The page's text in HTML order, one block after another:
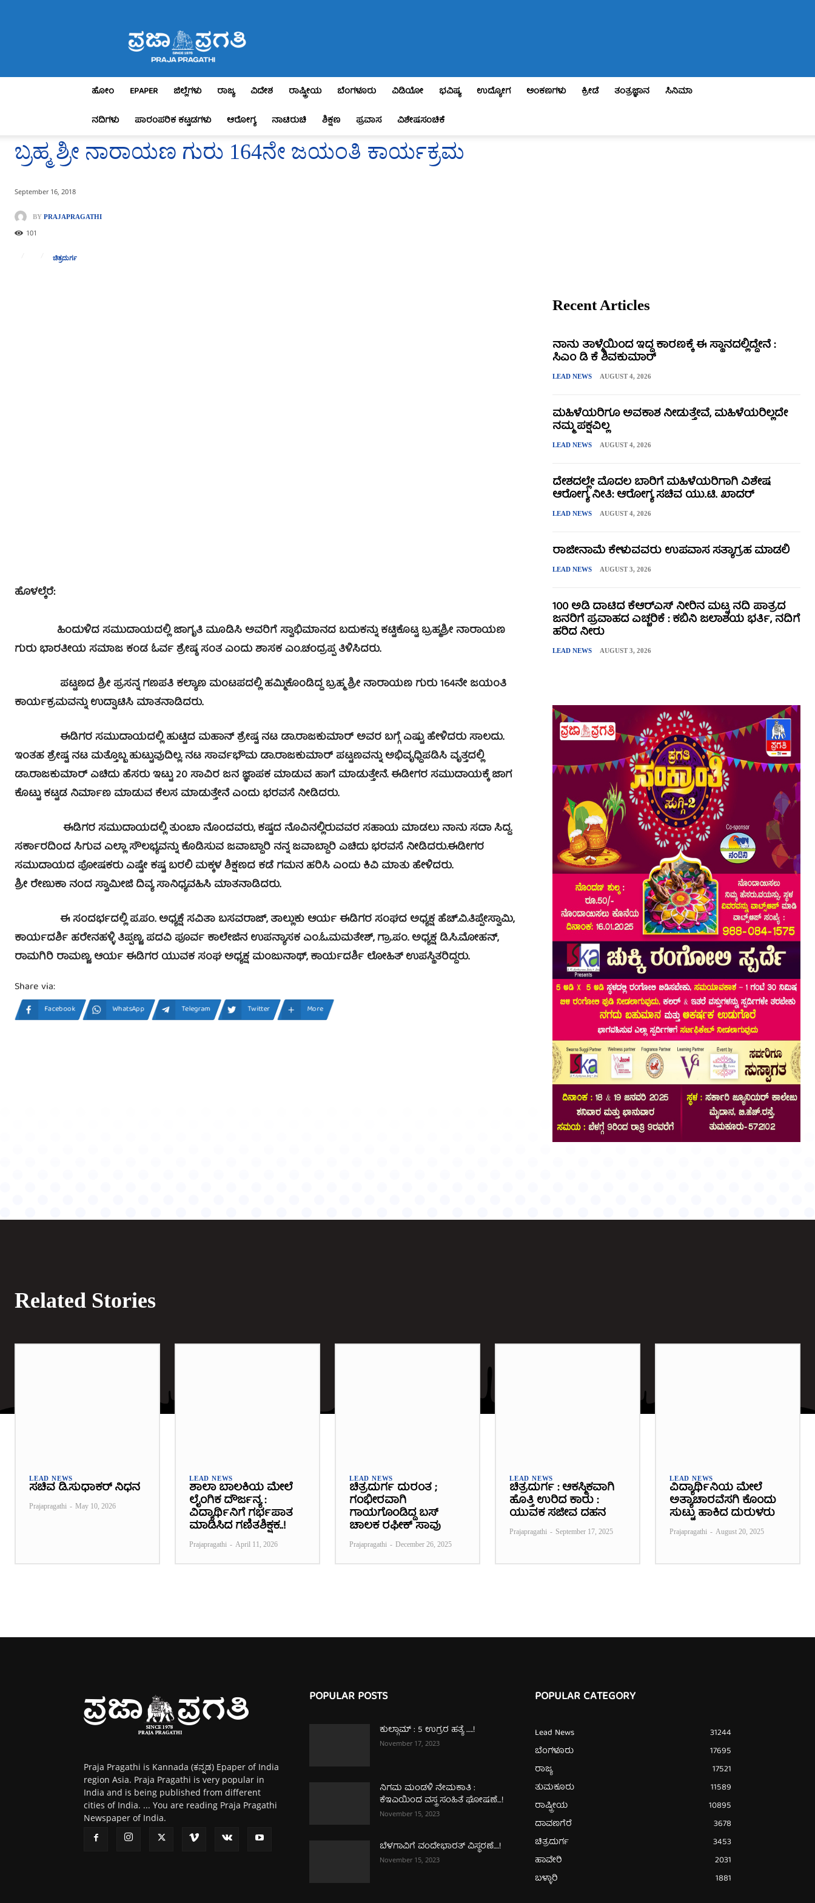
Pragathi
ಹೋಂ EPAPER ಜಿಲ್ಲೆಗಳು ರಾಜ್ಯ ವಿದೇಶ ರಾಷ್ಟ್ರೀಯ ಬೆಂಗಳೂರು ವಿಡಿಯೋ ಭವಿಷ್ಯ ಉದ್ಯೋಗ ಅಂಕಣಗಳು ಕ್ರೀಡೆ ತಂತ್ರಜ್ಞಾನ
ಸಿನಿಮಾ
ನದಿಗಳು
ಪಾರಂಪರಿಕ ಕಟ್ಟಡಗಳು ಆರೋಗ್ಯ ನಾಟಿರುಚಿ ಶಿಕ್ಷಣ ಪ್ರವಾಸ ವಿಶೇಷಸಂಚಿಕೆ
ಬ್ರಹ್ಮ ಶ್ರೀ ನಾರಾಯಣ ಗುರು 164ನೇ ಜಯಂತಿ ಕಾರ್ಯಕ್ರಮ
September 16, 2018
BY PRAJAPRAGATHI
101
ಚಿತ್ರದುರ್ಗ
ಹೊಳಲ್ಕೆರೆ:
ಹಿಂದುಳಿದ ಸಮುದಾಯದಲ್ಲಿ ಜಾಗೃತಿ ಮೂಡಿಸಿ ಅವರಿಗೆ ಸ್ವಾಭಿಮಾನದ ಬದುಕನ್ನು ಕಟ್ಟಿಕೊಟ್ಟ ಬ್ರಹ್ಮಶ್ರೀ ನಾರಾಯಣ
ಗುರು ಭಾರತೀಯ ಸಮಾಜ ಕಂಡ ಓರ್ವ ಶ್ರೇಷ್ಠ ಸಂತ ಎಂದು ಶಾಸಕ ಎಂ.ಚಂದ್ರಪ್ಪ ತಿಳಿಸಿದರು.
ಪಟ್ಟಣದ ಶ್ರೀ ಪ್ರಸನ್ನ ಗಣಪತಿ ಕಲ್ಯಾಣ ಮಂಟಪದಲ್ಲಿ ಹಮ್ಮಿಕೊಂಡಿದ್ದ ಬ್ರಹ್ಮ ಶ್ರೀ ನಾರಾಯಣ ಗುರು 164ನೇ ಜಯಂತಿ
ಕಾರ್ಯಕ್ರಮವನ್ನು ಉದ್ಘಾಟಿಸಿ ಮಾತನಾಡಿದರು.
ಈಡಿಗರ ಸಮುದಾಯದಲ್ಲಿ ಹುಟ್ಟಿದ ಮಹಾನ್ ಶ್ರೇಷ್ಟ ನಟ ಡಾ.ರಾಜಕುಮಾರ್ ಅವರ ಬಗ್ಗೆ ಎಷ್ಟು ಹೇಳಿದರು ಸಾಲದು.
ಇಂತಹ ಶ್ರೇಷ್ಟ ನಟ ಮತ್ತೊಬ್ಬ ಹುಟ್ಟುವುದಿಲ್ಲ. ನಟ ಸಾರ್ವಭೌಮ ಡಾ.ರಾಜಕುಮಾರ್ ಪಟ್ಟಣವನ್ನು ಅಭಿವೃಧ್ದಿಪಡಿಸಿ ವೃತ್ತದಲ್ಲಿ
ಡಾ.ರಾಜಕುಮಾರ್ ಎಚಿದು ಹೆಸರು ಇಟ್ಟು 20 ಸಾವಿರ ಜನ ಜ್ಞಾಪಕ ಮಾಡುವ ಹಾಗೆ ಮಾಡುತ್ತೇನೆ. ಈಡೀಗರ ಸಮುದಾಯಕ್ಕೆ ಜಾಗ
ಕೊಟ್ಟು ಕಟ್ಟಡ ನಿರ್ಮಾಣ ಮಾಡುವ ಕೆಲಸ ಮಾಡುತ್ತೇನೆ ಎಂದು ಭರವಸೆ ನೀಡಿದರು.
ಈಡಿಗರ ಸಮುದಾಯದಲ್ಲಿ ತುಂಬಾ ನೊಂದವರು, ಕಷ್ಟದ ನೊವಿನಲ್ಲಿರುವವರ ಸಹಾಯ ಮಾಡಲು ನಾನು ಸದಾ ಸಿದ್ದ.
ಸರ್ಕಾರದಿಂದ ಸಿಗುವ ಎಲ್ಲಾ ಸೌಲಭ್ಯವನ್ನು ಕೊಡಿಸುವ ಜವಾಬ್ದಾರಿ ನನ್ನ ಜವಾಬ್ದಾರಿ ಎಚಿದು ಭರವಸೆ ನೀಡಿದರು.ಈಡೀಗರ
ಸಮುದಾಯದ ಪೋಷಕರು ಎಷ್ಟೇ ಕಷ್ಟ ಬರಲಿ ಮಕ್ಕಳ ಶಿಕ್ಷಣದ ಕಡೆ ಗಮನ ಹರಿಸಿ ಎಂದು ಕಿವಿ ಮಾತು ಹೇಳಿದರು.
ಶ್ರೀ ರೇಣುಕಾ ನಂದ ಸ್ವಾಮೀಜಿ ದಿವ್ಯ ಸಾನಿಧ್ಯವಹಿಸಿ ಮಾತನಾಡಿದರು.
ಈ ಸಂದರ್ಭದಲ್ಲಿ ಪ.ಪಂ. ಅಧ್ಯಕ್ಷೆ ಸವಿತಾ ಬಸವರಾಜ್, ತಾಲ್ಲುಕು ಆರ್ಯ ಈಡಿಗರ ಸಂಘದ ಅಧ್ಯಕ್ಷ ಹೆಚ್.ವಿ.ತಿಪ್ಪೇಸ್ವಾಮಿ,
ಕಾರ್ಯದರ್ಶಿ ಹರೇನಹಳ್ಳಿ ತಿಪ್ಪಣ್ಣ, ಪದವಿ ಪೂರ್ವ ಕಾಲೇಜಿನ ಉಪನ್ಯಾಸಕ ಎಂ.ಓ.ಮಮತೇಶ್, ಗ್ರಾ.ಪಂ. ಅಧ್ಯಕ್ಷ ಡಿ.ಸಿ.ಮೋಹನ್,
ರಾಮಗಿರಿ ರಾಮಣ್ಣ, ಆರ್ಯ ಈಡಿಗರ ಯುವಕ ಸಂಘ ಅಧ್ಯಕ್ಷ ಮಂಜುನಾಥ್, ಕಾರ್ಯದರ್ಶಿ ಲೋಹಿತ್ ಉಪಸ್ಥಿತರಿದ್ದರು.
Share via:
Facebook WhatsApp Telegram Twitter More
Recent Articles
ನಾನು ತಾಳ್ಮೆಯಿಂದ ಇದ್ದ ಕಾರಣಕ್ಕೆ ಈ ಸ್ಥಾನದಲ್ಲಿದ್ದೇನೆ :
ಸಿಎಂ ಡಿ ಕೆ ಶಿವಕುಮಾರ್
LEAD NEWS AUGUST 4, 2026
ಮಹಿಳೆಯರಿಗೂ ಅವಕಾಶ ನೀಡುತ್ತೇವೆ, ಮಹಿಳೆಯರಿಲ್ಲದೇ
ನಮ್ಮ ಪಕ್ಷವಿಲ್ಲ
LEAD NEWS AUGUST 4, 2026
ದೇಶದಲ್ಲೇ ಮೊದಲ ಬಾರಿಗೆ ಮಹಿಳೆಯರಿಗಾಗಿ ವಿಶೇಷ
ಆರೋಗ್ಯ ನೀತಿ: ಆರೋಗ್ಯ ಸಚಿವ ಯು.ಟಿ. ಖಾದರ್
LEAD NEWS AUGUST 4, 2026
ರಾಜೀನಾಮೆ ಕೇಳುವವರು ಉಪವಾಸ ಸತ್ಯಾಗ್ರಹ ಮಾಡಲಿ
LEAD NEWS AUGUST 3, 2026
100 ಅಡಿ ದಾಟಿದ ಕೆಆರ್‌ಎಸ್ ನೀರಿನ ಮಟ್ಟ ನದಿ ಪಾತ್ರದ
ಜನರಿಗೆ ಪ್ರವಾಹದ ಎಚ್ಚರಿಕೆ : ಕಬಿನಿ ಜಲಾಶಯ ಭರ್ತಿ, ನದಿಗೆ
ಹರಿದ ನೀರು
LEAD NEWS AUGUST 3, 2026
Related Stories
LEAD NEWS
ಸಚಿವ ಡಿ.ಸುಧಾಕರ್ ನಿಧನ
Prajapragathi - May 10, 2026
LEAD NEWS
ಶಾಲಾ ಬಾಲಕಿಯ ಮೇಲೆ
ಲೈಂಗಿಕ ದೌರ್ಜನ್ಯ :
ವಿದ್ಯಾರ್ಥಿನಿಗೆ ಗರ್ಭಪಾತ
ಮಾಡಿಸಿದ ಗಣಿತಶಿಕ್ಷಕ..!
Prajapragathi - April 11, 2026
LEAD NEWS
ಚಿತ್ರದುರ್ಗ ದುರಂತ ;
ಗಂಭೀರವಾಗಿ
ಗಾಯಗೊಂಡಿದ್ದ ಬಸ್‌
ಚಾಲಕ ರಫೀಕ್‌ ಸಾವು
Prajapragathi - December 26, 2025
LEAD NEWS
ಚಿತ್ರದುರ್ಗ : ಆಕಸ್ಮಿಕವಾಗಿ
ಹೊತ್ತಿ ಉರಿದ ಕಾರು :
ಯುವಕ ಸಜೀವ ದಹನ
Prajapragathi - September 17, 2025
LEAD NEWS
ವಿದ್ಯಾರ್ಥಿನಿಯ ಮೇಲೆ
ಅತ್ಯಾಚಾರವೆಸಗಿ ಕೊಂದು
ಸುಟ್ಟು ಹಾಕಿದ ದುರುಳರು
Prajapragathi - August 20, 2025
Praja Pragathi is Kannada (ಕನ್ನಡ) Epaper of India
region Asia. Praja Pragathi is very popular in
India and is being published from different
cities of India. ... You are reading Praja Pragathi
Newspaper of India.
POPULAR POSTS
ಕುಲ್ಗಾಮ್‌ : 5 ಉಗ್ರರ ಹತ್ಯೆ …..!
November 17, 2023
ನಿಗಮ ಮಂಡಳಿ ನೇಮಕಾತಿ :
ಕೆಇಎಯಿಂದ ವಸ್ತ್ರ ಸಂಹಿತೆ ಘೋಷಣೆ…!
November 15, 2023
ಬೆಳಗಾವಿಗೆ ವಂದೇಭಾರತ್‌ ವಿಸ್ಥರಣೆ….!
November 15, 2023
POPULAR CATEGORY
Lead News
31244
ಬೆಂಗಳೂರು
17695
ರಾಜ್ಯ
17521
ತುಮಕೂರು
11589
ರಾಷ್ಟ್ರೀಯ
10895
ದಾವಣಗೆರೆ
3678
ಚಿತ್ರದುರ್ಗ
3453
ಹಾವೇರಿ
2031
ಬಳ್ಳಾರಿ
1881